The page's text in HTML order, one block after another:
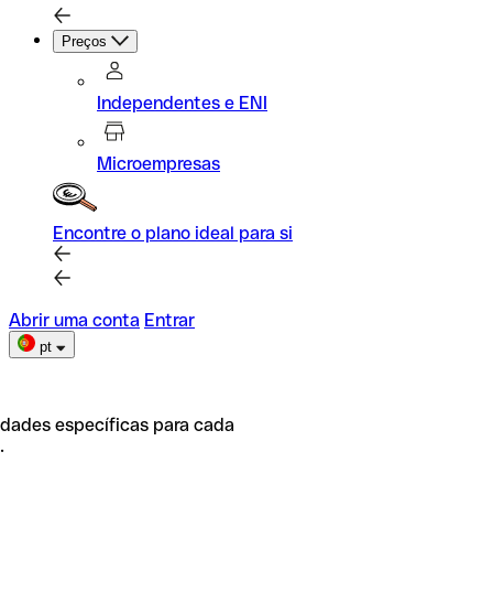
Preços
Independentes e ENI
Microempresas
Encontre o plano ideal para si
Abrir uma conta Entrar
pt
específicas para cada